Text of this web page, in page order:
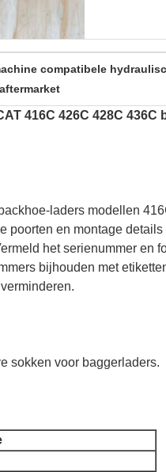
compatibele
416C 426C 428C 436C
laders modellen
en montage
het serienummer en
bijhouden met
sokken voor baggerladers.